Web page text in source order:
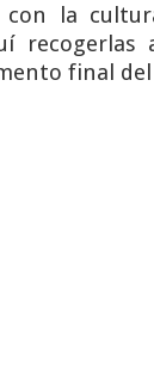
la
recogerlas
final del